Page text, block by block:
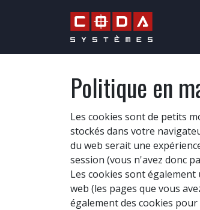
Politique en
Les cookies sont de petits
stockés dans votre
du web serait une
session (vous n'avez donc
Les cookies sont
web (les pages que vous
également des cookies